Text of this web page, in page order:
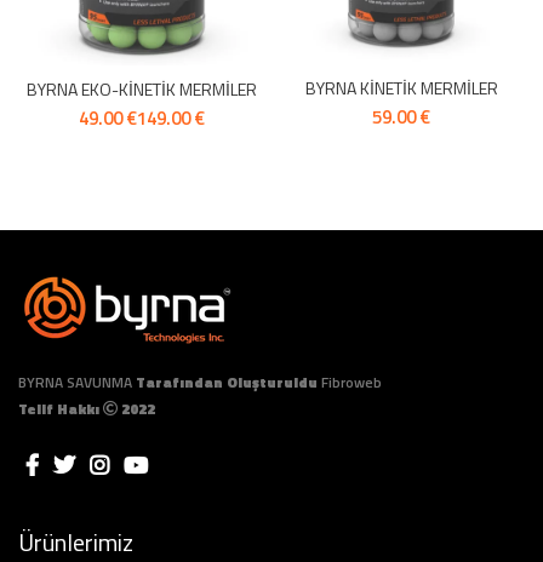
BYRNA EKO-KİNETİK MERMİLER
€ €
BYRNA KİNETİK MERMİLER
€
BYRNA SAVUNMA Tarafından Oluşturuldu Fibroweb
Telif Hakkı
2022
Ürünlerimiz